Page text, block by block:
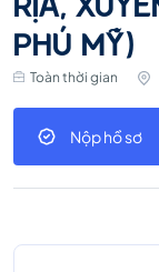
PHÚ MỸ)
Toàn thời gian
Nộp hồ sơ